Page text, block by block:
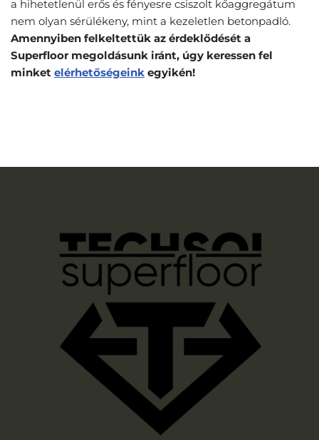
a hihetetlenül erős és fényesre csiszolt kőaggregátum
nem olyan sérülékeny, mint a kezeletlen betonpadló.
Amennyiben felkeltettük az érdeklődését a
Superfloor megoldásunk iránt, úgy keressen fel
minket elérhetőségeink egyikén!